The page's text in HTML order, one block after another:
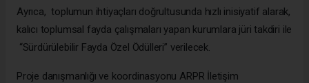
Ayrıca, toplumun ihtiyaçları doğrultusunda hızlı inisiyatif alarak,
kalıcı toplumsal fayda çalışmaları yapan kurumlara jüri takdiri ile
“Sürdürülebilir Fayda Özel Ödülleri” verilecek.
Proje danışmanlığı ve koordinasyonu ARPR İletişim